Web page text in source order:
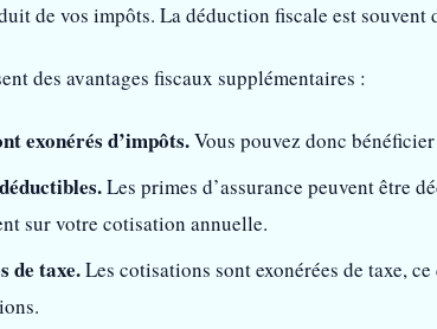
de vos impôts. La déduction fiscale est souvent
des avantages fiscaux supplémentaires :
exonérés d’impôts.Vous pouvez donc
Les primes d’assurance peuvent être
sur votre cotisation annuelle.
de taxe.Les cotisations sont exonérées de taxe,